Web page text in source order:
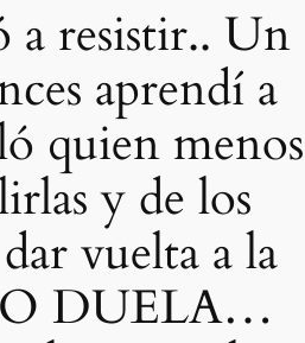
a resistir.. Un
aprendí a
quien menos
y de los
vuelta a la
O DUELA…